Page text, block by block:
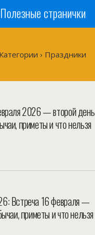
Полезные странички
Категории › Праздники
2026 — второй день
приметы и что нельзя
Встреча 16 февраля —
приметы и что нельзя